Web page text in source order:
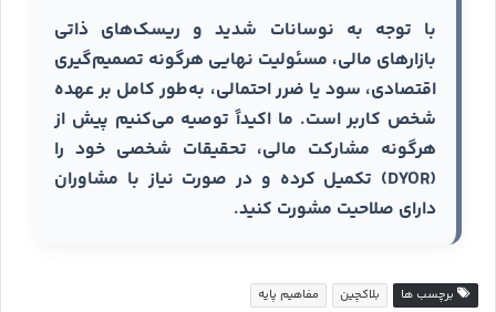
با توجه به نوسانات شدید و ریسک‌های ذاتی
بازارهای مالی، مسئولیت نهایی هرگونه تصمیم‌گیری
اقتصادی، سود یا ضرر احتمالی، به‌طور کامل بر عهده
شخص کاربر است. ما اکیداً توصیه می‌کنیم پیش از
هرگونه مشارکت مالی، تحقیقات شخصی خود را
(DYOR) تکمیل کرده و در صورت نیاز با مشاوران
دارای صلاحیت مشورت کنید.
برچسب ها بلاکچین مفاهیم پایه